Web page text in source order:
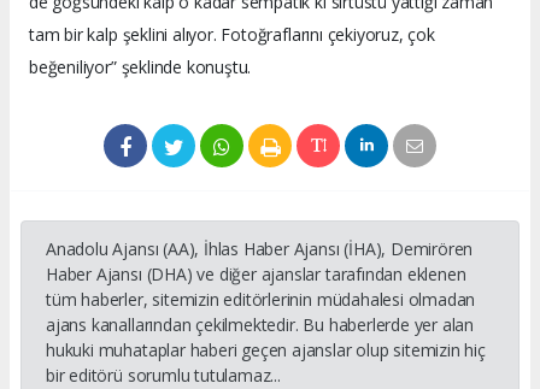
tam bir kalp şeklini alıyor. Fotoğraflarını çekiyoruz, çok
beğeniliyor” şeklinde konuştu.
Anadolu Ajansı (AA), İhlas Haber Ajansı (İHA), Demirören
Haber Ajansı (DHA) ve diğer ajanslar tarafından eklenen
tüm haberler, sitemizin editörlerinin müdahalesi olmadan
ajans kanallarından çekilmektedir. Bu haberlerde yer alan
hukuki muhataplar haberi geçen ajanslar olup sitemizin hiç
bir editörü sorumlu tutulamaz...